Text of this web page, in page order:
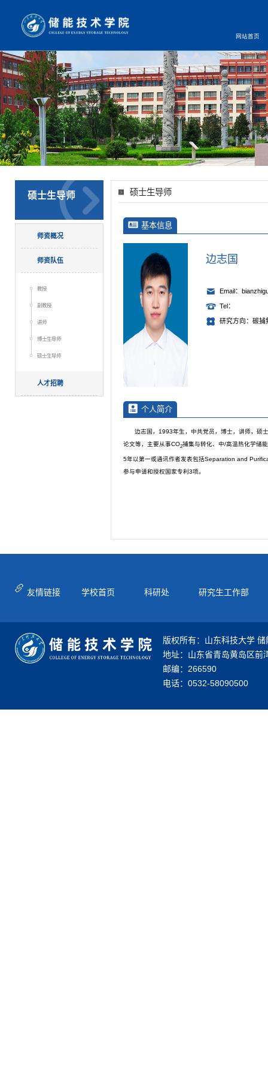
网站首页
硕士生导师
师资概况
师资队伍
教授
副教授
讲师
博士生导师
硕士生导师
人才招聘
硕士生导师
基本信息
边志国
Email：
Tel：
研究方向：碳捕
个人简介
边志国，1993年生，中共党员，博士，讲师，硕
论文等，主要从事CO2捕集与转化、中/高温热化学储
5年以第一或通讯作者发表包括Separation and
参与申请和授权国家专利3项。
友情链接 学校首页 科研处 研究生工作部
版权所有：山东科技大学
地址：山东省青岛黄岛区前
邮编：266590
电话：0532-58090500